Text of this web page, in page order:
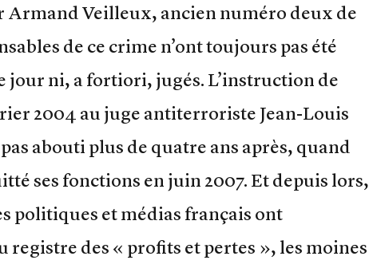
Armand Veilleux, ancien numéro deux de
de ce crime n’ont toujours pas été
jour ni, a fortiori, jugés. L’instruction de
2004 au juge antiterroriste Jean-Louis
abouti plus de quatre ans après, quand
ses fonctions en juin 2007. Et depuis lors,
politiques et médias français ont
registre des « profits et pertes », les moines